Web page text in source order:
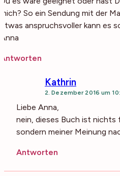
mich? So ein Sendung mit der
etwas anspruchsvoller kann es
Anna
Antworten
Kathrin
2. Dezember 2016 um
Liebe Anna,
nein, dieses Buch ist nichts
sondern meiner Meinung
Antworten